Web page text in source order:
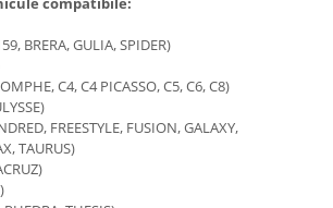
BRERA, GULIA, SPIDER)
C4, C4 PICASSO, C5, C6, C8)
FREESTYLE, FUSION, GALAXY,
TAURUS)